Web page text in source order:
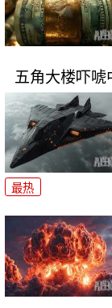
五角大楼吓唬
最热